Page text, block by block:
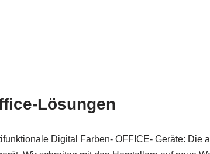
Lösungen
Digital Farben- OFFICE- Geräte: Die